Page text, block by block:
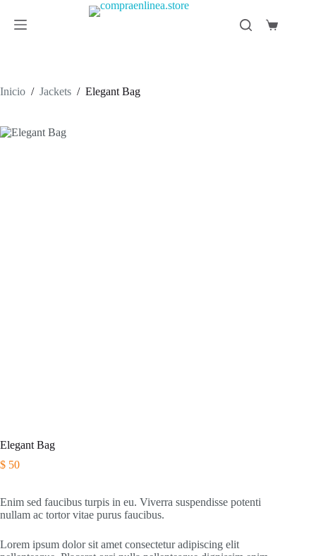
contenido
Carro
Inicio / Jackets / Elegant Bag
Elegant Bag
$ 50
Enim sed faucibus turpis in eu. Viverra suspendisse potenti
nullam ac tortor vitae purus faucibus.
Lorem ipsum dolor sit amet consectetur adipiscing elit